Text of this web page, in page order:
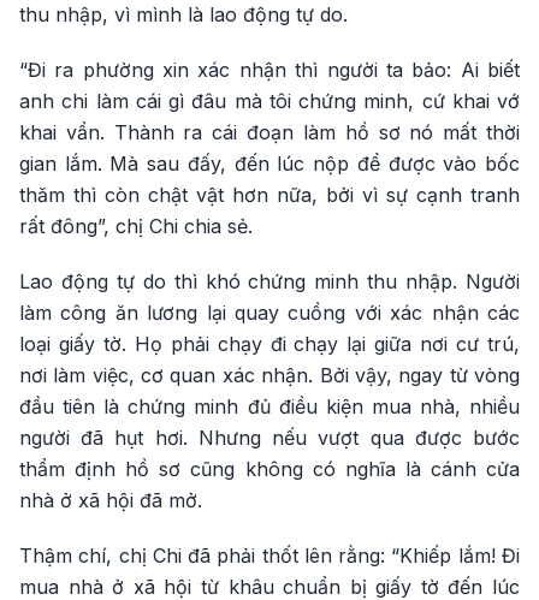
thu nhập, vì mình là lao động tự do.
“Đi ra phường xin xác nhận thì người ta bảo: Ai biết
anh chi làm cái gì đâu mà tôi chứng minh, cứ khai vớ
khai vẩn. Thành ra cái đoạn làm hồ sơ nó mất thời
gian lắm. Mà sau đấy, đến lúc nộp để được vào bốc
thăm thì còn chật vật hơn nữa, bởi vì sự cạnh tranh
rất đông”, chị Chi chia sẻ.
Lao động tự do thì khó chứng minh thu nhập. Người
làm công ăn lương lại quay cuồng với xác nhận các
loại giấy tờ. Họ phải chạy đi chạy lại giữa nơi cư trú,
nơi làm việc, cơ quan xác nhận. Bởi vậy, ngay từ vòng
đầu tiên là chứng minh đủ điều kiện mua nhà, nhiều
người đã hụt hơi. Nhưng nếu vượt qua được bước
thẩm định hồ sơ cũng không có nghĩa là cánh cửa
nhà ở xã hội đã mở.
Thậm chí, chị Chi đã phải thốt lên rằng: “Khiếp lắm! Đi
mua nhà ở xã hội từ khâu chuẩn bị giấy tờ đến lúc